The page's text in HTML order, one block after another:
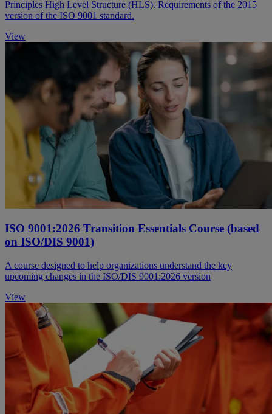
Principles High Level Structure (HLS). Requirements of the 2015
version of the ISO 9001 standard.
View
ISO 9001:2026 Transition Essentials Course (based
on ISO/DIS 9001)
A course designed to help organizations understand the key
upcoming changes in the ISO/DIS 9001:2026 version
View